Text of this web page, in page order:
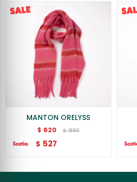
MANTON ORELYSS
$ 620 $ 890
$ 527